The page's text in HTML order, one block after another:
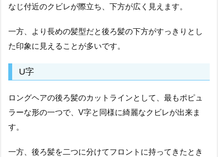
なじ付近のクビレが際立ち、下方が広く見えます。
一方、より長めの髪型だと後ろ髪の下方がすっきりとし
た印象に見えることが多いです。
U字
ロングヘアの後ろ髪のカットラインとして、最もポピュ
ラーな形の一つで、V字と同様に綺麗なクビレが出来ま
す。
一方、後ろ髪を二つに分けてフロントに持ってきたとき